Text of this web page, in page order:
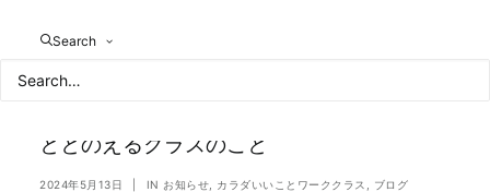
Search
ととのえるクラスのこと
2024年5月13日 IN お知らせ カラダいいことワーククラス ブログ